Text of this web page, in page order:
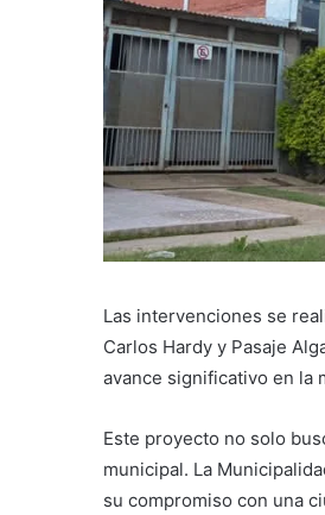
Las intervenciones se
Carlos Hardy y Pasaje
avance significativo en la
Este proyecto no solo
municipal. La
su compromiso con una